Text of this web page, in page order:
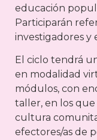
educación
Participarán
investigadores y
El ciclo tendrá
en modalidad
módulos, con
taller, en los
cultura
efectores/as de